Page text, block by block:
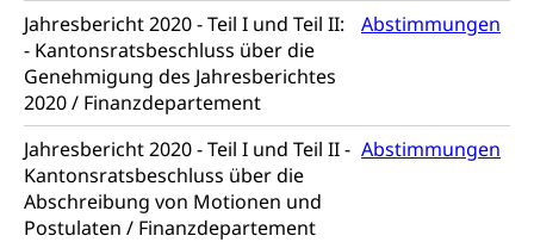
Jahresbericht 2020 - Teil I und Teil II:
- Kantonsratsbeschluss über die
Genehmigung des Jahresberichtes
2020 / Finanzdepartement
Abstimmungen
Jahresbericht 2020 - Teil I und Teil II -
Kantonsratsbeschluss über die
Abschreibung von Motionen und
Postulaten / Finanzdepartement
Abstimmungen
Ordnungskräfte, Sicherheit, öffentliche Ordnung
Polizei
Versorgung
Vorratshaltung, Vorrat
Wasserversorgung
Waffen
Waffenerwerbsschein, Waffenschein, Waffenbüro,
Waffentragen, Selbstverteidigung